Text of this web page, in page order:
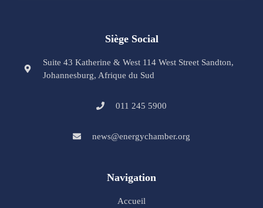
Siège Social
Suite 43 Katherine & West 114 West Street Sandton,
Johannesburg, Afrique du Sud
011 245 5900
news@energychamber.org
Navigation
Accueil